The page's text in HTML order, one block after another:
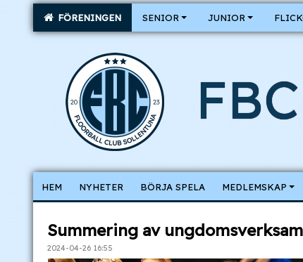
FÖRENINGEN SENIOR JUNIOR
HEM NYHETER BÖRJA SPELA MEDLEMSKAP
Summering av
2024-04-26 16:55